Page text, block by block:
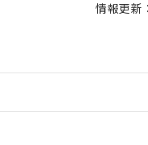
情報更新